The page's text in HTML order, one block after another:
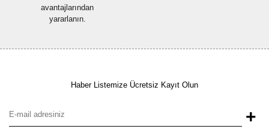
avantajlarından
yararlanın.
Haber Listemize Ücretsiz Kayıt Olun
+